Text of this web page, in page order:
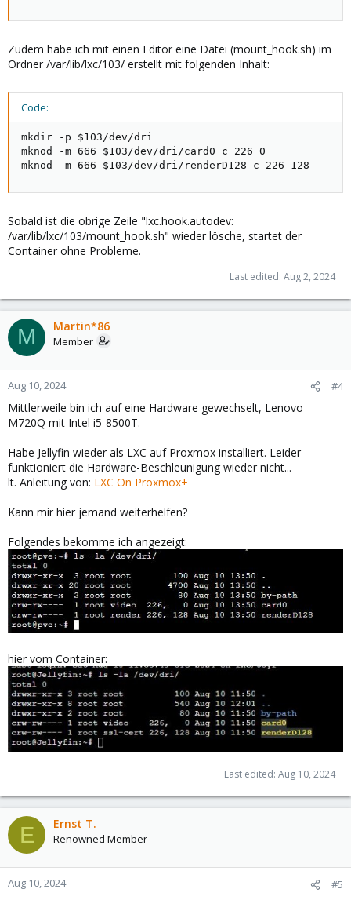
Zudem habe ich mit einen Editor eine Datei (mount_hook.sh) im
Ordner /var/lib/lxc/103/ erstellt mit folgenden Inhalt:
Code:
mkdir -p $103/dev/dri
mknod -m 666 $103/dev/dri/card0 c 226 0
mknod -m 666 $103/dev/dri/renderD128 c 226 128
Sobald ist die obrige Zeile "lxc.hook.autodev:
/var/lib/lxc/103/mount_hook.sh" wieder lösche, startet der
Container ohne Probleme.
Last edited: Aug 2, 2024
M Martin*86
Member
Aug 10, 2024 #4
Mittlerweile bin ich auf eine Hardware gewechselt, Lenovo
M720Q mit Intel i5-8500T.
Habe Jellyfin wieder als LXC auf Proxmox installiert. Leider
funktioniert die Hardware-Beschleunigung wieder nicht...
lt. Anleitung von: LXC On Proxmox+
Kann mir hier jemand weiterhelfen?
Folgendes bekomme ich angezeigt:
hier vom Container:
Last edited: Aug 10, 2024
E Ernst T.
Renowned Member
Aug 10, 2024 #5